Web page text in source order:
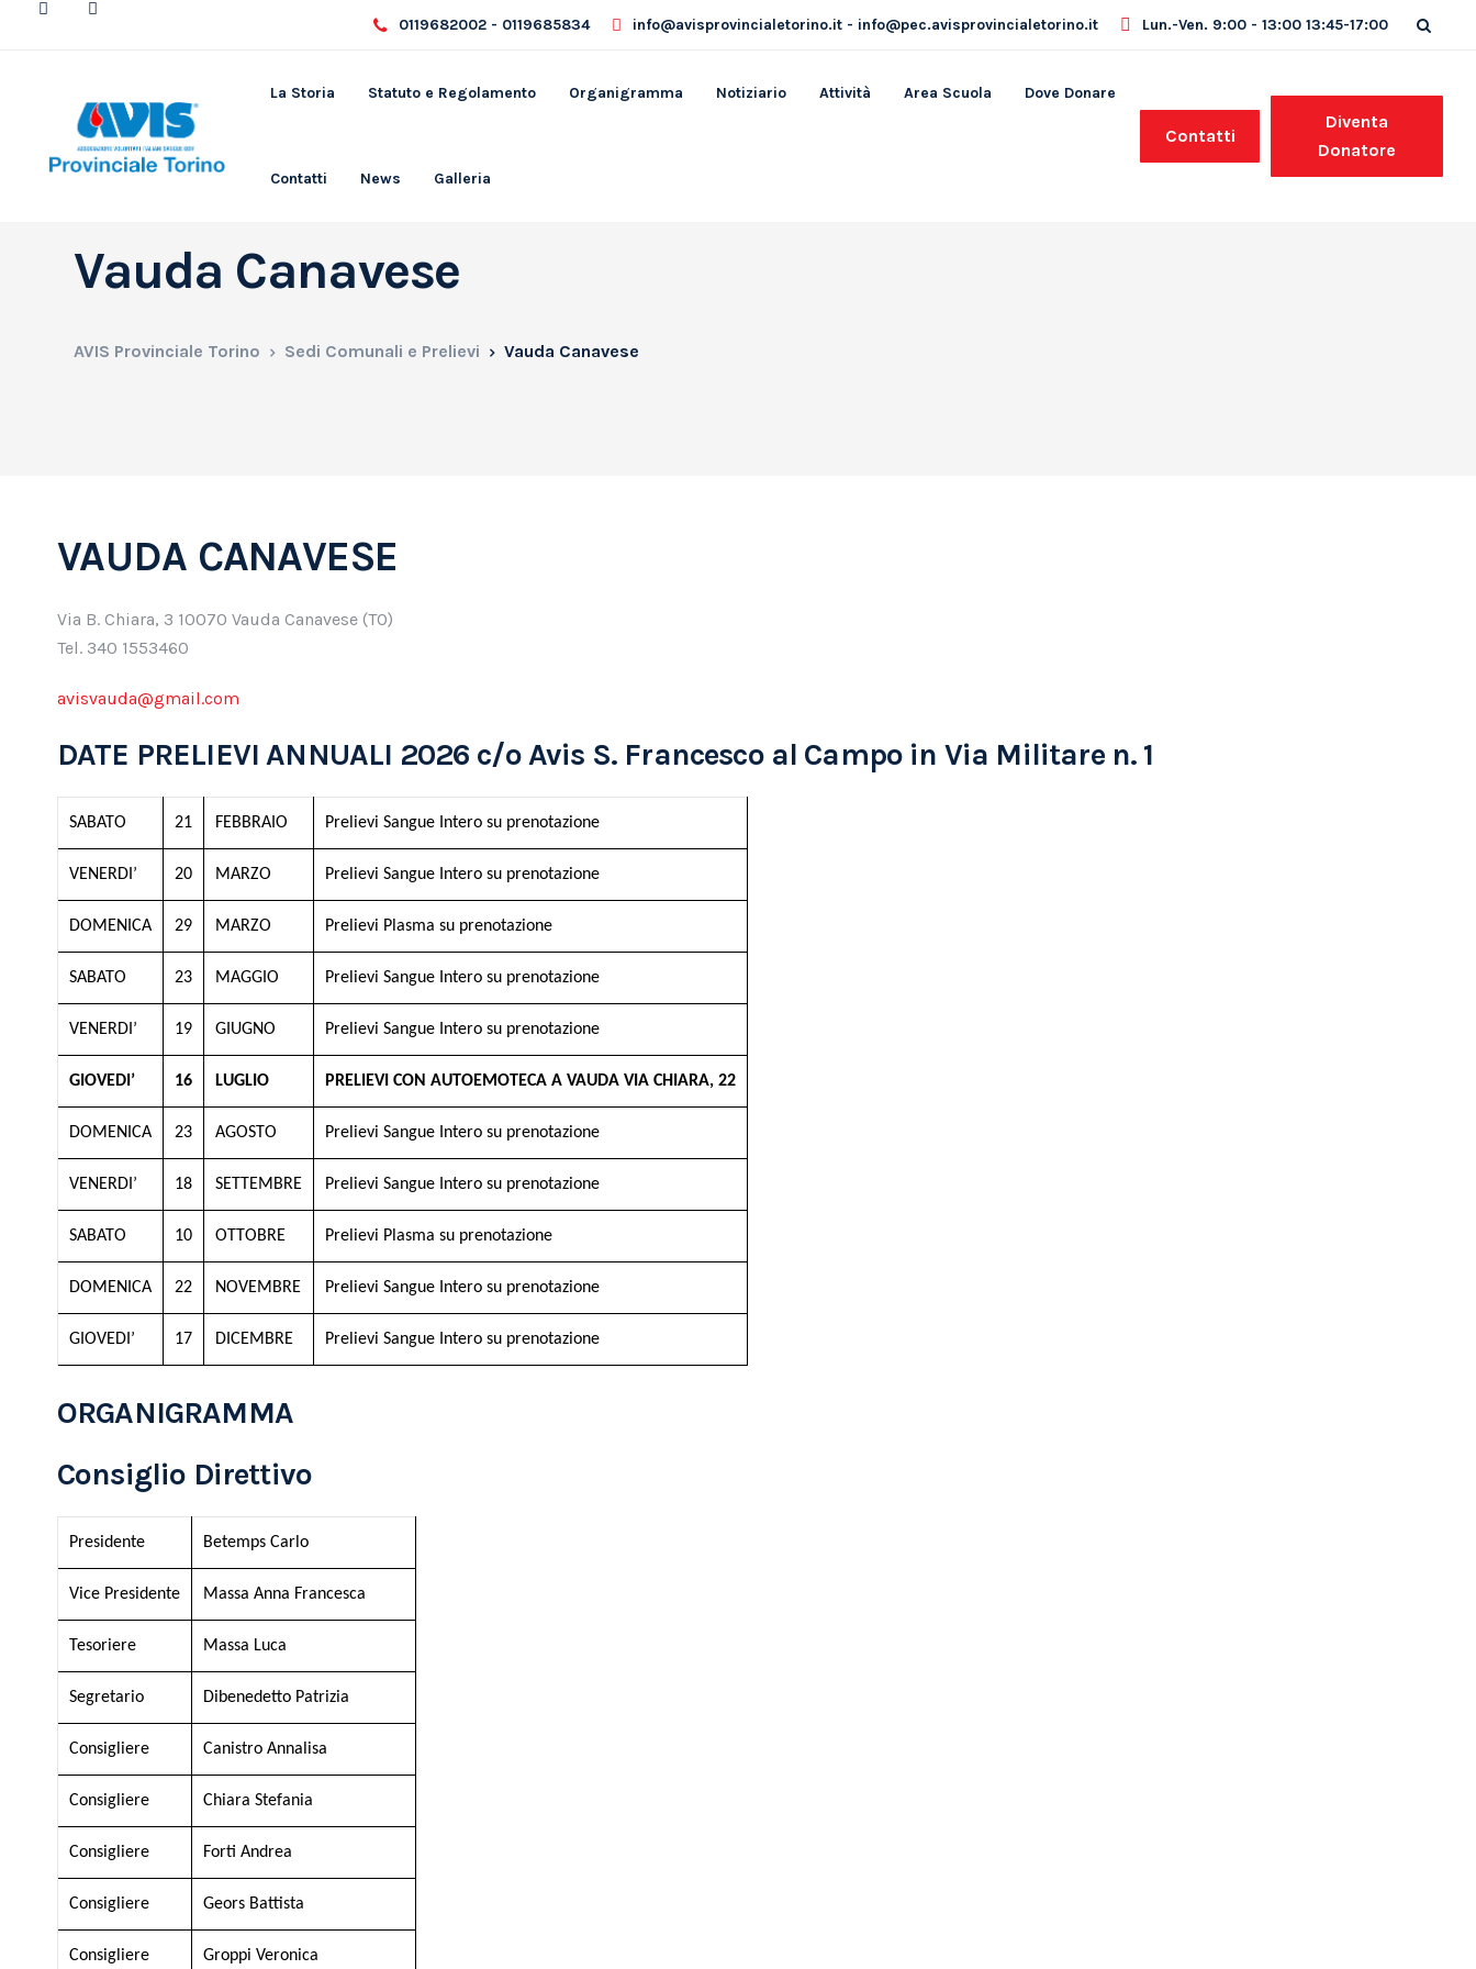
0119682002 - 0119685834 info@avisprovincialetorino.it - info@pec.avisprovincialetorino.it Lun.-Ven. 9:00 - 13:00 13:45-17:00
La Storia Statuto e Regolamento Organigramma Notiziario Attività Area Scuola Dove Donare
Contatti News Galleria
Contatti
Diventa
Donatore
Vauda Canavese
AVIS Provinciale Torino Sedi Comunali e Prelievi Vauda Canavese
VAUDA CANAVESE
Via B. Chiara, 3 10070 Vauda Canavese (TO)
Tel. 340 1553460
avisvauda@gmail.com
DATE PRELIEVI ANNUALI 2026 c/o Avis S. Francesco al Campo in Via Militare n. 1
SABATO 21 FEBBRAIO Prelievi Sangue Intero su prenotazione
VENERDI’ 20 MARZO Prelievi Sangue Intero su prenotazione
DOMENICA 29 MARZO Prelievi Plasma su prenotazione
SABATO 23 MAGGIO Prelievi Sangue Intero su prenotazione
VENERDI’ 19 GIUGNO Prelievi Sangue Intero su prenotazione
GIOVEDI’ 16 LUGLIO PRELIEVI CON AUTOEMOTECA A VAUDA VIA CHIARA, 22
DOMENICA 23 AGOSTO Prelievi Sangue Intero su prenotazione
VENERDI’ 18 SETTEMBRE Prelievi Sangue Intero su prenotazione
SABATO 10 OTTOBRE Prelievi Plasma su prenotazione
DOMENICA 22 NOVEMBRE Prelievi Sangue Intero su prenotazione
GIOVEDI’ 17 DICEMBRE Prelievi Sangue Intero su prenotazione
ORGANIGRAMMA
Consiglio Direttivo
Presidente Betemps Carlo
Vice Presidente Massa Anna Francesca
Tesoriere Massa Luca
Segretario Dibenedetto Patrizia
Consigliere Canistro Annalisa
Consigliere Chiara Stefania
Consigliere Forti Andrea
Consigliere Geors Battista
Consigliere Groppi Veronica